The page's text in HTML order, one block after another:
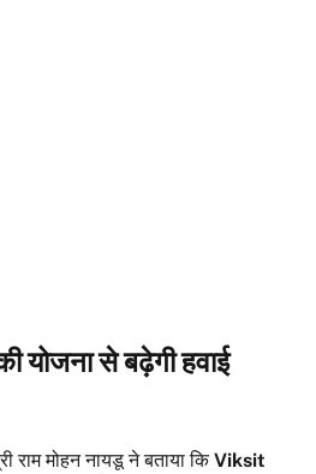
से बढ़ेगी हवाई
राम मोहन नायडू ने बताया किViksit